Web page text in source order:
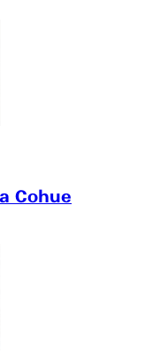
Cohue